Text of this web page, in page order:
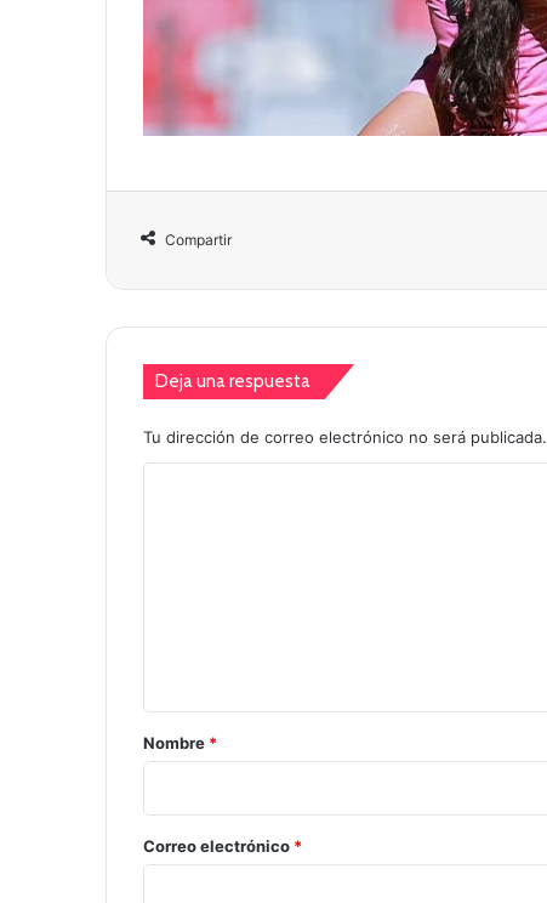
Compartir
Deja una respuesta
Tu dirección de correo electrónico no será publicada.
r
o
*
Nombre *
Correo electrónico *